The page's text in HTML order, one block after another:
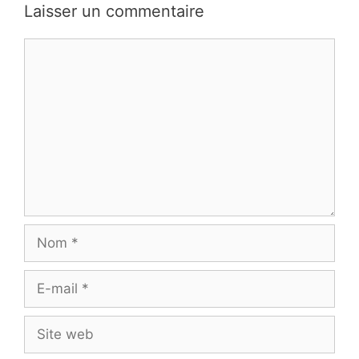
Laisser un commentaire
mail
web